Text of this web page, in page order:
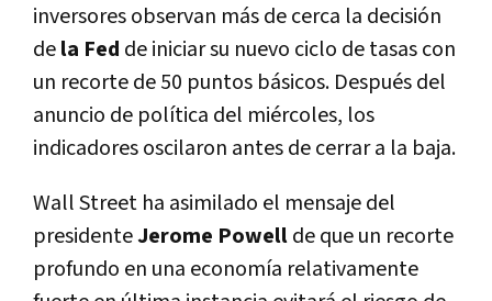
inversores observan más de cerca la decisión
dela Fed de iniciar su nuevo ciclo de tasas con
un recorte de 50 puntos básicos. Después del
anuncio de política del miércoles, los
indicadores oscilaron antes de cerrar a la baja.
Wall Street ha asimilado el mensaje del
presidenteJerome Powellde que un recorte
profundo en una economía relativamente